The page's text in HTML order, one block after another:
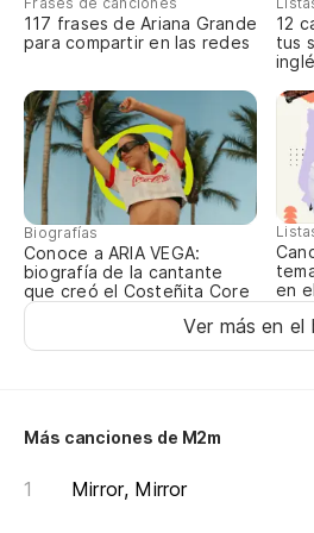
117 frases de Ariana Grande
para compartir en las redes
12
tus
Biografías
Conoce a ARIA VEGA:
biografía de la cantante
que creó el Costeñita Core
en
Ver más en el
Más canciones de M2m
Mirror, Mirror